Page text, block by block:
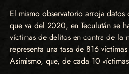
El mismo observatorio arroja
que va del 2020, en Teculután se
víctimas de delitos en contra de la
representa una tasa de 816
Asimismo, que, de cada 10